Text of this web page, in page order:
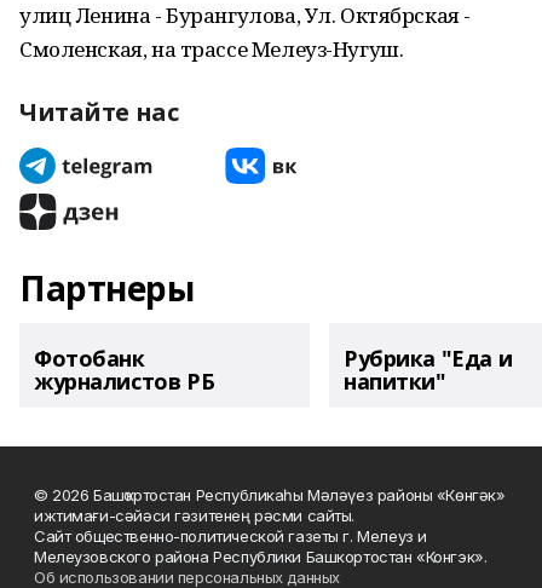
улиц Ленина - Бурангулова, Ул. Октябрская -
Смоленская, на трассе Мелеуз-Нугуш.
Читайте нас
Партнеры
Фотобанк
журналистов РБ
Рубрика "Еда и
напитки"
© 2026 Башҡортостан Республикаһы Мәләүез районы «Көнгәк»
ижтимағи-сәйәси гәзитенең рәсми сайты.
Сайт общественно-политической газеты г. Мелеуз и
Мелеузовского района Республики Башкортостан «Конгэк».
Об использовании персональных данных